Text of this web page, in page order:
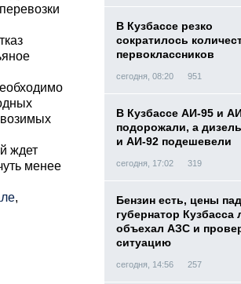
ждет
менее
,
В Кузбассе резко
сократилось
первоклассников
сегодня, 08:20 951
В Кузбассе АИ-95 и
подорожали, а дизель
и АИ-92 подешевели
сегодня, 17:02 319
Бензин есть, цены
губернатор Кузбасса
объехал АЗС и
ситуацию
сегодня, 14:56 257